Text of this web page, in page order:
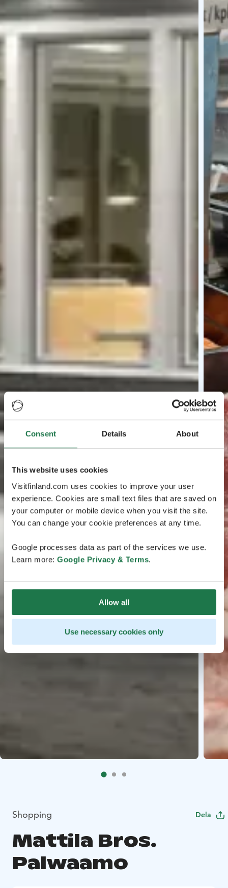
Consent Details About
This website uses cookies
Visitfinland.com uses cookies to improve your user
experience. Cookies are small text files that are saved on
your computer or mobile device when you visit the site.
You can change your cookie preferences at any time.
Google processes data as part of the services we use.
Learn more: Google Privacy & Terms.
Allow all
Use necessary cookies only
Shopping Dela
Mattila Bros.
Palwaamo